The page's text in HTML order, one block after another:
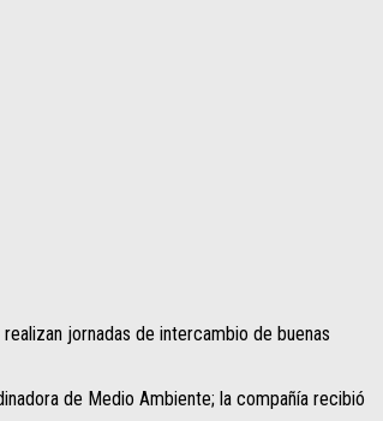
jornadas de intercambio de buenas
de Medio Ambiente; la compañía recibió